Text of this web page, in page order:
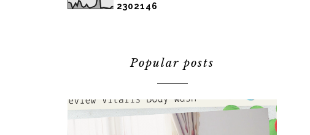
2302146
Popular posts